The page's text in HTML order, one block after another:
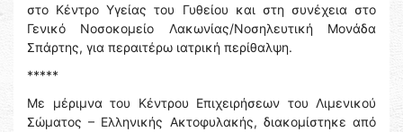
στο Κέντρο Υγείας του Γυθείου και στη συνέχεια στο
Γενικό Νοσοκομείο Λακωνίας/Νοσηλευτική Μονάδα
Σπάρτης, για περαιτέρω ιατρική περίθαλψη.
*****
Με μέριμνα του Κέντρου Επιχειρήσεων του Λιμενικού
Σώματος – Ελληνικής Ακτοφυλακής, διακομίστηκε από